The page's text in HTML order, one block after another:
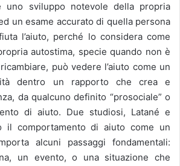
uno sviluppo notevole della propria
un esame accurato di quella persona
l’aiuto, perché lo considera come
autostima, specie quando non è
può vedere l’aiuto come un
dentro un rapporto che crea e
da qualcuno definito “prosociale” o
di aiuto. Due studiosi, Latané e
il comportamento di aiuto come un
alcuni passaggi fondamentali:
un evento, o una situazione che